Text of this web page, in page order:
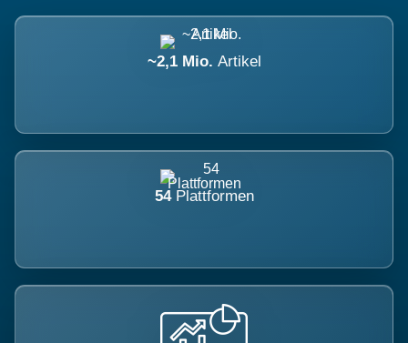
~2,1 Mio. Artikel
54 Plattformen